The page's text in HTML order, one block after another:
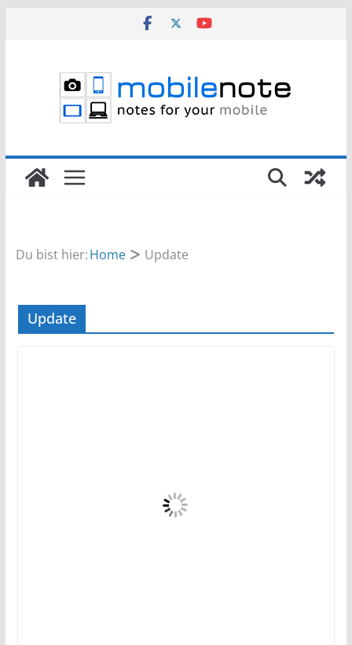
Du bist hier:Home Update
Update